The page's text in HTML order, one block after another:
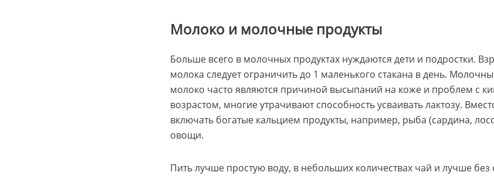
Молоко и молочные продукты
Больше всего в молочных продуктах нуждаются дети и подростки.
молока следует ограничить до 1 маленького стакана в день.
молоко часто являются причиной высыпаний на коже и проблем с
возрастом, многие утрачивают способность усваивать лактозу.
включать богатые кальцием продукты, например, рыба (сардина,
овощи.
Пить лучше простую воду, в небольших количествах чай и лучше без